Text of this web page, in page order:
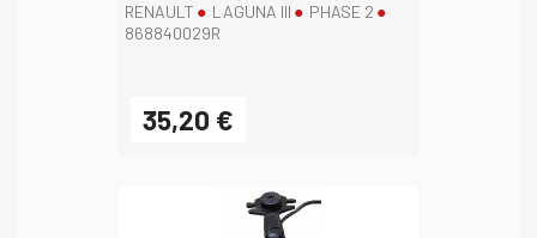
RENAULT LAGUNA III
PHASE 2
868840029R
35,20 €